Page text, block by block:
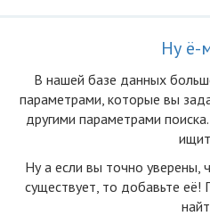
Ну ё-
В нашей базе данных
параметрами, которые вы
другими параметрами
Ну а если вы точно уверены,
существует, то добавьте